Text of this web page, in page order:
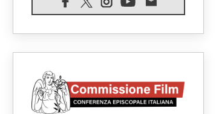
Medio Oriente, non c'è
accordo tra Libano e Israele
In un minuto la visita di Papa
Leone XIV ad Assisi
06.08.2026